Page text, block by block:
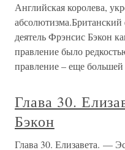
Английская королева,
деятель Фрэнсис Бэкон
правление было
правление – еще большей
Глава 30.
Бэкон
Глава 30. Елизавета. —